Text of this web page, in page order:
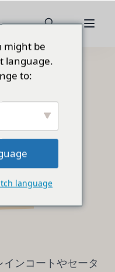
メーカー
ンコートやセータ
might be
language.
to:
language